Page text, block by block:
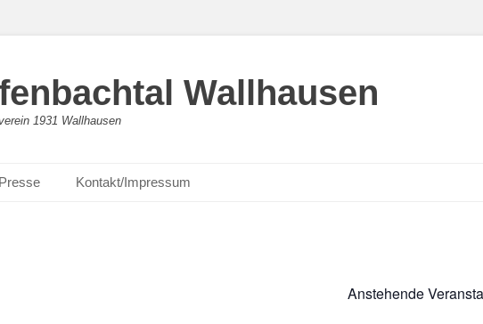
Wallhausen
1931 Wallhausen
Presse Kontakt/Impressum
Anstehende